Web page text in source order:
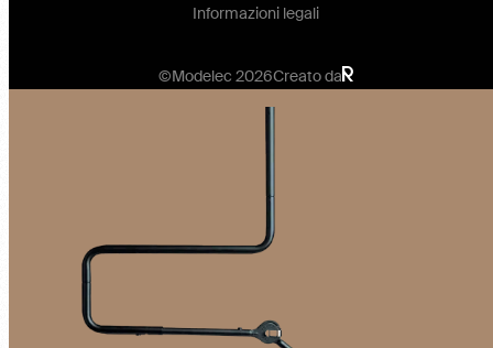
Informazioni legali
©Modelec 2026Creato da